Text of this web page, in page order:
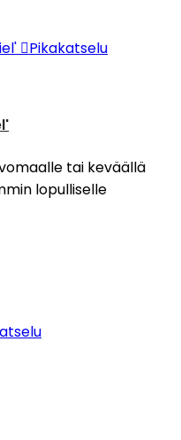
Pikakatselu
tai keväällä
lopulliselle